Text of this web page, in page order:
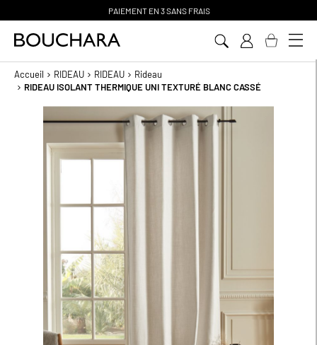
PAIEMENT EN 3 SANS FRAIS
Accueil RIDEAU RIDEAU
Rideau
RIDEAU ISOLANT THERMIQUE UNI TEXTURÉ BLANC CASSÉ
à
fin
d’images